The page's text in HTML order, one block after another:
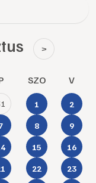
>
SZO V
1 2
8 9
15 16
22 23